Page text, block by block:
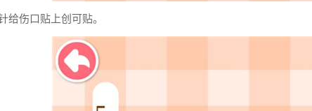
给伤口贴上创可贴。